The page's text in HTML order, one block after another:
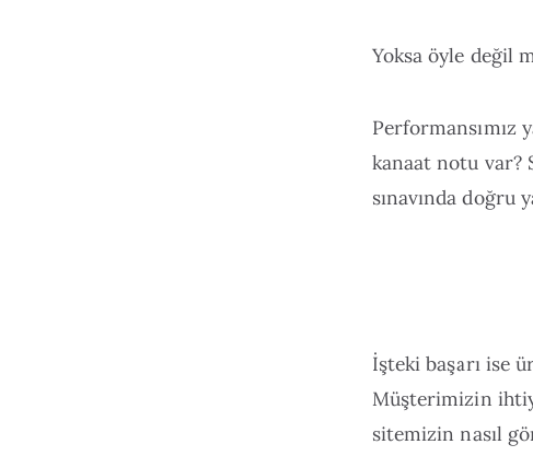
Yoksa öyle değil
Performansımız
kanaat notu var?
sınavında doğru
İşteki başarı ise
Müşterimizin
sitemizin nasıl